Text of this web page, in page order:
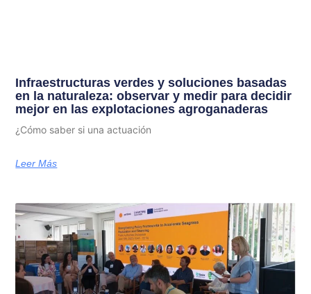
Infraestructuras verdes y soluciones basadas
en la naturaleza: observar y medir para decidir
mejor en las explotaciones agroganaderas
¿Cómo saber si una actuación
Leer Más